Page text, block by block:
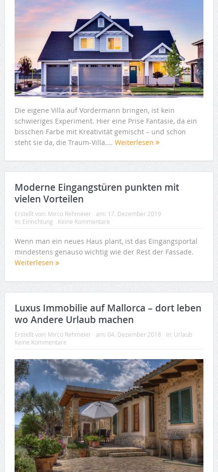
Die eigene Villa auf Vordermann bringen, ist kein
schwieriges Experiment. Hier eine Prise Fantasie, da ein
bisschen Farbe mit Kreativität gemischt – und schon
steht sie da, die Traum-Villa.... Weiterlesen
Moderne Eingangstüren punkten mit
vielen Vorteilen
Erstellt von: Mirco Rehmeier am: 17. Dezember 2019
In: Einrichtung Keine Kommentare
Wenn man ein neues Haus plant, ist das Eingangsportal
mindestens genauso wichtig wie der Rest der Fassade.
Weiterlesen
Luxus Immobilie auf Mallorca – dort leben
wo Andere Urlaub machen
Erstellt von: Mirco Rehmeier am: 04. Dezember 2018 In: Urlaub
Keine Kommentare